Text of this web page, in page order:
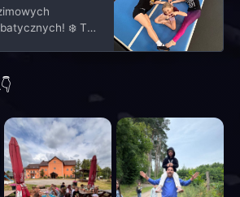
❄️ To
za świetną
energię,
salę. Wasz
sprawiły, że
a mimo